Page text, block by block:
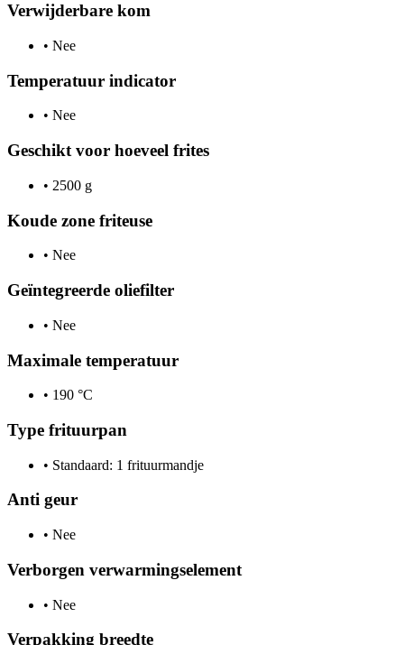
Verwijderbare kom
• Nee
Temperatuur indicator
• Nee
Geschikt voor hoeveel frites
• 2500 g
Koude zone friteuse
• Nee
Geïntegreerde oliefilter
• Nee
Maximale temperatuur
• 190 °C
Type frituurpan
• Standaard: 1 frituurmandje
Anti geur
• Nee
Verborgen verwarmingselement
• Nee
Verpakking breedte